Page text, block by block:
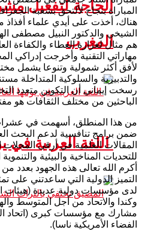
الحاجة لتفعيل
المغرب
اللغة العربية في
المباراة بنجاح لألتحق بشعبة
هناك، أخذت على أيدي علماء أفذاذ
الشيخي والدكتور النبيل مصطفى
هم مثال لغزارة العطاء والكفاءة
مهاراتي التقنية وأخرجت إدراكي
لأفق أكثر شمولية وتنوعا يشمل
والتدبيرية والسلوكية المتداخلة
رسخت إيماني أن التكوين متعدد
الباحثين من مختلف الثقافات هو
من هذا المنطلق، أسهمت في عشرات
ضمن برامج تنافسية لدعم البحث
المقالات العلمية في أرقى
للتحديات المناخية والبيئية
أكرم الله تعالى هذه الجهود بعدد من
التميز الدولية التي ساعدتني على
لدى مؤسسات دولية عديدة (هيئات
وكندا والاتحاد من أجل المتوسط
مشارك مع مؤسسات كبرى (اتحاد
الفضاء الأمريكية ناسا).